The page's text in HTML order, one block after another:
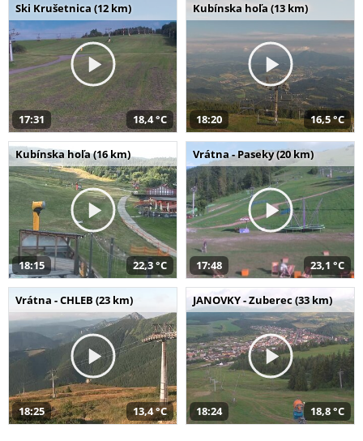
Ski Krušetnica (12 km)
17:31 18,4 °C
Kubínska hoľa (13 km)
18:20 16,5 °C
Kubínska hoľa (16 km)
18:15 22,3 °C
Vrátna - Paseky (20 km)
17:48 23,1 °C
Vrátna - CHLEB (23 km)
18:25 13,4 °C
JANOVKY - Zuberec (33 km)
18:24 18,8 °C